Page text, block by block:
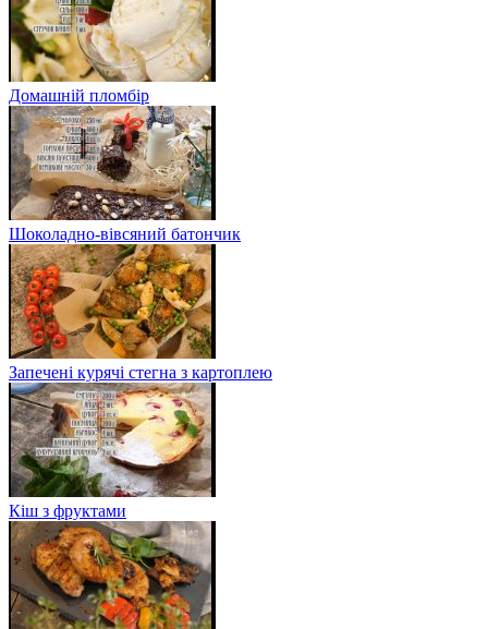
Домашній пломбір
Шоколадно-вівсяний батончик
Запечені курячі стегна з картоплею
Кіш з фруктами